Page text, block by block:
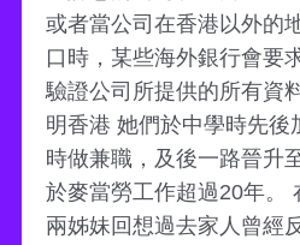
或者當公司在香港以外的
口時，某些海外銀行會要
驗證公司所提供的所有資
明香港 她們於中學時先後
時做兼職，及後一路晉升
於麥當勞工作超過20年。
兩姊妹回想過去家人曾經